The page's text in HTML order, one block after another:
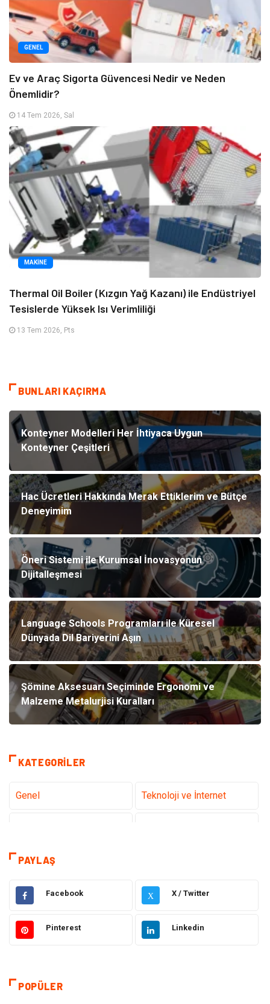
GENEL
Ev ve Araç Sigorta Güvencesi Nedir ve Neden
Önemlidir?
14 Tem 2026, Sal
MAKINE
Thermal Oil Boiler (Kızgın Yağ Kazanı) ile Endüstriyel
Tesislerde Yüksek Isı Verimliliği
13 Tem 2026, Pts
BUNLARI KAÇIRMA
Konteyner Modelleri Her İhtiyaca Uygun
Konteyner Çeşitleri
Hac Ücretleri Hakkında Merak Ettiklerim ve Bütçe
Deneyimim
Öneri Sistemi ile Kurumsal İnovasyonun
Dijitalleşmesi
Language Schools Programları ile Küresel
Dünyada Dil Bariyerini Aşın
Şömine Aksesuarı Seçiminde Ergonomi ve
Malzeme Metalurjisi Kuralları
KATEGORILER
Genel Teknoloji ve İnternet
Dekorasyon
Hukuk Elektrik & Elektronik
Giyim Makine
Otomotiv
PAYLAŞ
Facebook X X / Twitter
Pinterest Linkedin
POPÜLER